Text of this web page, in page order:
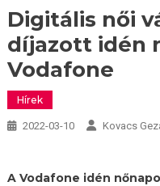
Digitális női
díjazott idén
Vodafone
Hírek
2022-03-10 Kovacs
A Vodafone idén